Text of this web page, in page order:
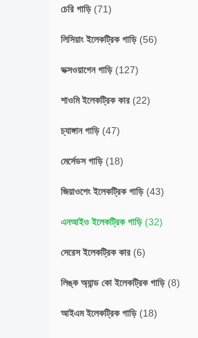
চেরি গাড়ি (71)
লিসিয়াং ইলেকট্রিক গাড়ি (56)
ভক্সওয়াগেন গাড়ি (127)
শাওমি ইলেকট্রিক কার (22)
চ্যাঙ্গান গাড়ি (47)
মের্সেডস গাড়ি (18)
জিয়াওপেং ইলেকট্রিক গাড়ি (43)
এনআইও ইলেকট্রিক গাড়ি(32)
সেরেস ইলেকট্রিক কার (6)
লিঙ্ক অ্যান্ড কো ইলেকট্রিক গাড়ি (8)
আইএম ইলেকট্রিক গাড়ি (18)